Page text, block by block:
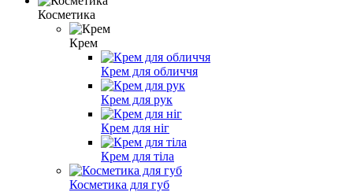
Косметика
Крем
Крем для обличчя
Крем для рук
Крем для ніг
Крем для тіла
Косметика для губ